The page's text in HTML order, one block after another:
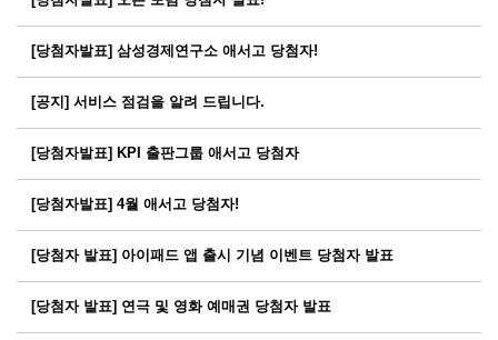
[당첨자발표] 삼성경제연구소 애서고 당첨자!
[공지] 서비스 점검을 알려 드립니다.
[당첨자발표] KPI 출판그룹 애서고 당첨자
[당첨자발표] 4월 애서고 당첨자!
[당첨자 발표] 아이패드 앱 출시 기념 이벤트 당첨자 발표
[당첨자 발표] 연극 및 영화 예매권 당첨자 발표